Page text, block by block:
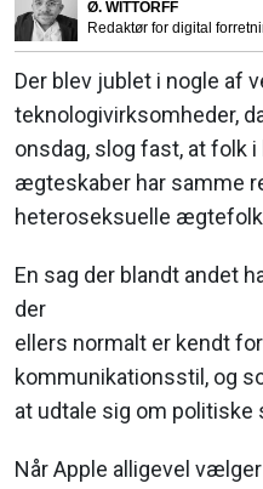
Ø. WITTORFF
Redaktør for digital
Der blev jublet i nogle af
teknologivirksomheder,
onsdag, slog fast, at folk
ægteskaber har samme
heteroseksuelle
En sag der blandt andet
der
ellers normalt er kendt
kommunikationsstil, og
at udtale sig om politiske
Når Apple alligevel